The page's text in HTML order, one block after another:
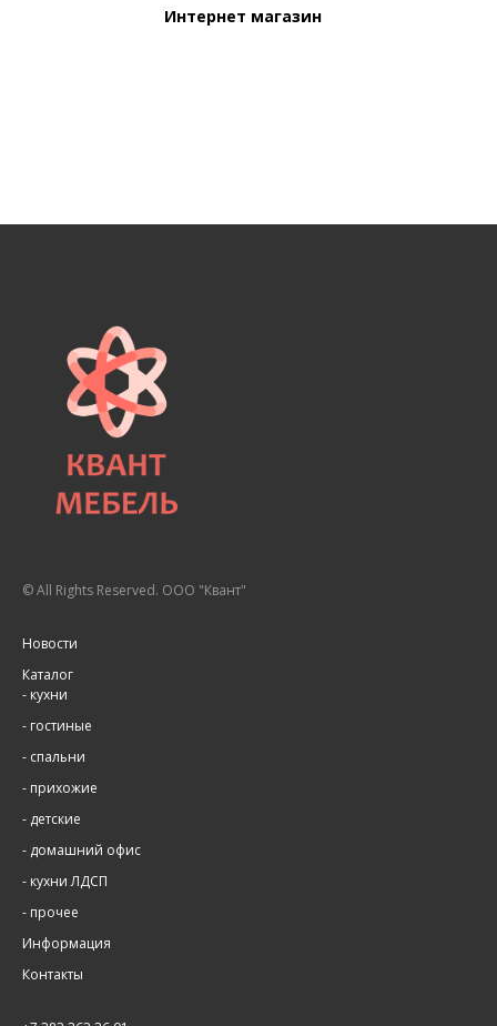
Интернет магазин
© All Rights Reserved. ООО "Квант"
Новости
Каталог
- кухни
- гостиные
- спальни
- прихожие
- детские
- домашний офис
- кухни ЛДСП
- прочее
Информация
Контакты